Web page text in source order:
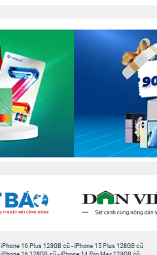
iPhone 16 Plus 128GB cũ -iPhone 15 Plus 128GB cũ